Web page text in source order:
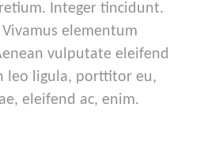
Integer tincidunt.
elementum
vulputate eleifend
leo ligula, porttitor eu,
eleifend ac, enim.